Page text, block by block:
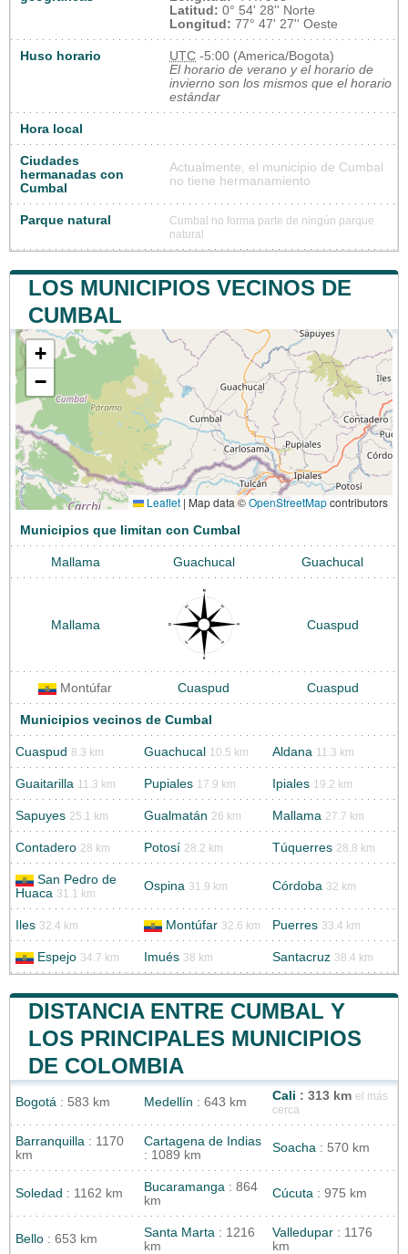
Latitud: 0° 54' 28'' Norte
Longitud: 77° 47' 27'' Oeste
Huso horario UTC -5:00 (America/Bogota)
El horario de verano y el horario de
invierno son los mismos que el horario
estándar
Hora local
Ciudades
hermanadas con
Cumbal
Actualmente, el municipio de Cumbal
no tiene hermanamiento
Parque natural
Cumbal no forma parte de ningún parque
natural
LOS MUNICIPIOS VECINOS DE
CUMBAL
+
−
Leaflet | Map data ©OpenStreetMapcontributors
Municipios que limitan con Cumbal
Mallama Guachucal Guachucal
Mallama Cuaspud
Montúfar Cuaspud Cuaspud
Municipios vecinos de Cumbal
Cuaspud 8.3 km Guachucal 10.5 km Aldana 11.3 km
Guaitarilla 11.3 km Pupiales 17.9 km Ipiales 19.2 km
Sapuyes 25.1 km Gualmatán 26 km Mallama 27.7 km
Contadero 28 km Potosí 28.2 km Túquerres 28.8 km
San Pedro de
Huaca 31.1 km
Ospina 31.9 km Córdoba 32 km
Iles 32.4 km Montúfar 32.6 km Puerres 33.4 km
Espejo 34.7 km Imués 38 km Santacruz 38.4 km
DISTANCIA ENTRE CUMBAL Y
LOS PRINCIPALES MUNICIPIOS
DE COLOMBIA
Bogotá : 583 km Medellín : 643 km Cali : 313 km el más
cerca
Barranquilla : 1170
km
Cartagena de Indias
: 1089 km
Soacha : 570 km
Soledad : 1162 km Bucaramanga : 864
km
Cúcuta : 975 km
Bello : 653 km Santa Marta : 1216
km
Valledupar : 1176
km